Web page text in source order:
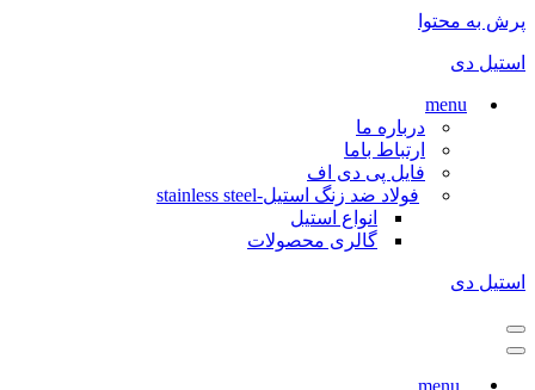
پرش به محتوا
استیل دی
menu
درباره ما
ارتباط باما
فایل پی دی اف
فولاد ضد زنگ استیل-stainless steel
انواع استیل
گالری محصولات
استیل دی
فهرست
ناوبری
فهرست
menu